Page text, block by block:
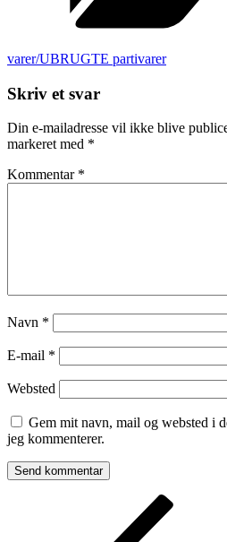
varer/UBRUGTE partivarer
Skriv et svar
Din e-mailadresse vil ikke blive
markeret med *
Kommentar *
Navn *
E-mail *
Websted
Gem mit navn, mail og websted i
jeg kommenterer.
Indlægsnavigation